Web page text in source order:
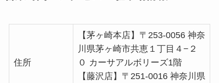
住所
【茅ヶ崎本店】〒253-0056 神奈
川県茅ヶ崎市共恵１丁目４−２
０ カーサアルボリーズ1階
【藤沢店】〒251-0016 神奈川県